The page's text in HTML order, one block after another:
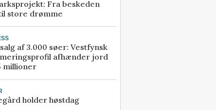
Fra beskeden
store drømme
af 3.000 søer: Vestfynsk
afhænder jord
millioner
holder høstdag